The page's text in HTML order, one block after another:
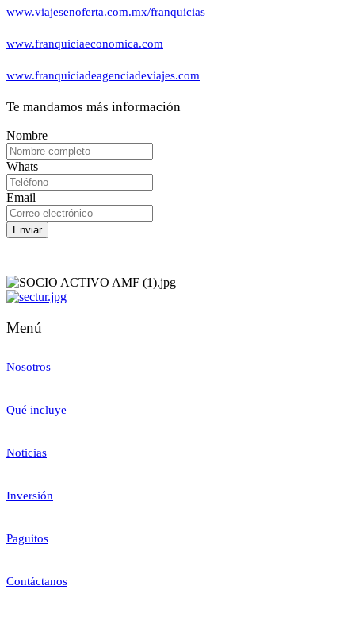
www.viajesenoferta.com.mx/franquicias
www.franquiciaeconomica.com
www.franquiciadeagenciadeviajes.com
Te mandamos más información
Nombre
Whats
Email
Enviar
Menú
Nosotros
Qué incluye
Noticias
Inversión
Paguitos
Contáctanos